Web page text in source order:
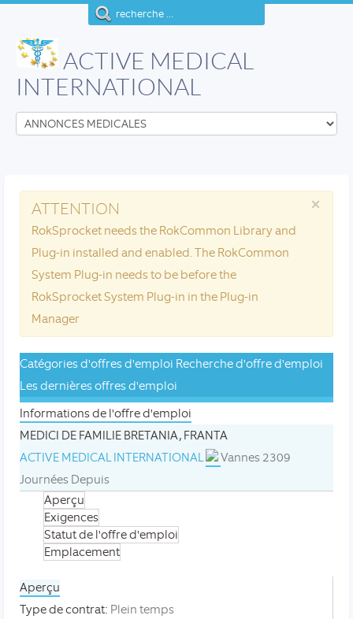
ACTIVE MEDICAL
INTERNATIONAL
×
ATTENTION
RokSprocket needs the RokCommon Library and
Plug-in installed and enabled. The RokCommon
System Plug-in needs to be before the
RokSprocket System Plug-in in the Plug-in
Manager
Catégories d'offres d'emploi Recherche d'offre d'emploi
Les dernières offres d'emploi
Informations de l'offre d'emploi
MEDICI DE FAMILIE BRETANIA, FRANTA
ACTIVE MEDICAL INTERNATIONAL
Vannes 2309
Journées Depuis
Aperçu
Exigences
Statut de l'offre d'emploi
Emplacement
Aperçu
Type de contrat: Plein temps